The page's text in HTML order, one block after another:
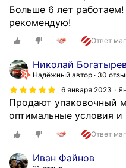
Больше 6 лет
рекомендую!
Ответ
Николай
Надёжный автор
30
6 января 2023
Продают упаковочный
оптимальные условия и
Ответ
Иван Файнов